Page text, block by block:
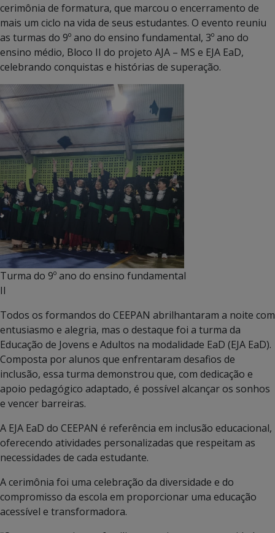
cerimônia de formatura, que marcou o encerramento de
mais um ciclo na vida de seus estudantes. O evento reuniu
as turmas do 9º ano do ensino fundamental, 3º ano do
ensino médio, Bloco II do projeto AJA – MS e EJA EaD,
celebrando conquistas e histórias de superação.
Turma do 9º ano do ensino fundamental
II
Todos os formandos do CEEPAN abrilhantaram a noite com
entusiasmo e alegria, mas o destaque foi a turma da
Educação de Jovens e Adultos na modalidade EaD (EJA EaD).
Composta por alunos que enfrentaram desafios de
inclusão, essa turma demonstrou que, com dedicação e
apoio pedagógico adaptado, é possível alcançar os sonhos
e vencer barreiras.
A EJA EaD do CEEPAN é referência em inclusão educacional,
oferecendo atividades personalizadas que respeitam as
necessidades de cada estudante.
A cerimônia foi uma celebração da diversidade e do
compromisso da escola em proporcionar uma educação
acessível e transformadora.